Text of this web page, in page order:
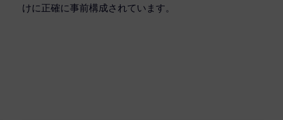
けに正確に事前構成されています。